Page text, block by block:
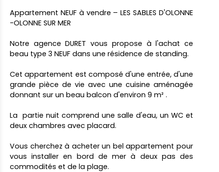
Appartement NEUF à vendre – LES SABLES D'OLONNE
-OLONNE SUR MER
Notre agence DURET vous propose à l'achat ce
beau type 3 NEUF dans une résidence de standing.
Cet appartement est composé d'une entrée, d'une
grande pièce de vie avec une cuisine aménagée
donnant sur un beau balcon d'environ 9 m² .
La partie nuit comprend une salle d'eau, un WC et
deux chambres avec placard.
Vous cherchez à acheter un bel appartement pour
vous installer en bord de mer à deux pas des
commodités et de la plage.